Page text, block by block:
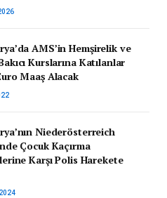
AMS’in Hemşirelik ve
Kurslarına Katılanlar
Maaş Alacak
Niederösterreich
Çocuk Kaçırma
Karşı Polis Harekete